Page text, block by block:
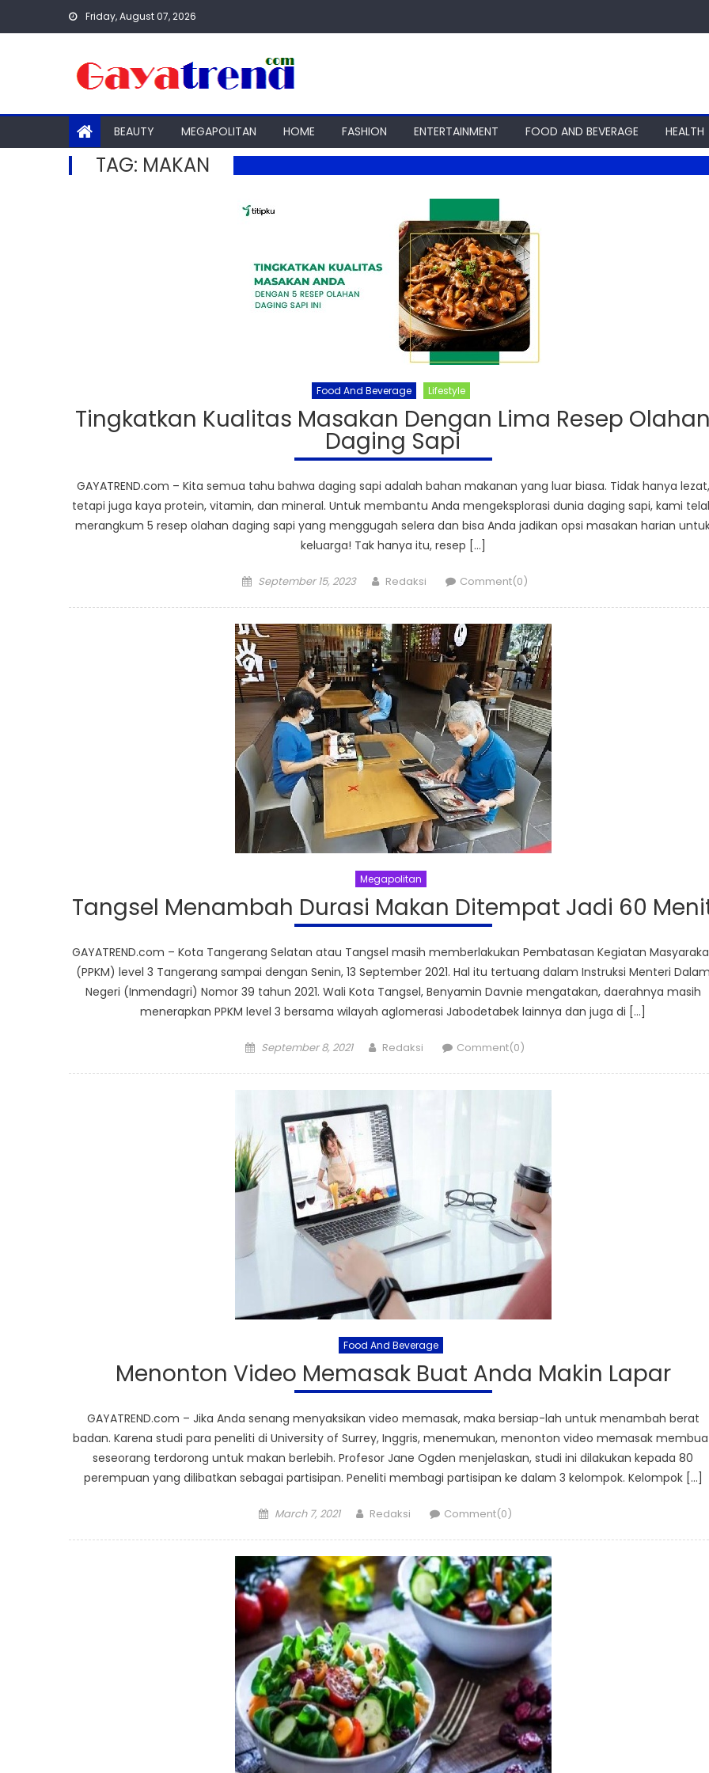
Friday, August 07, 2026
BEAUTY MEGAPOLITAN HOME FASHION ENTERTAINMENT FOOD AND BEVERAGE HEALTH
TAG: MAKAN
Food And Beverage Lifestyle
Tingkatkan Kualitas Masakan Dengan Lima Resep Olahan
Daging Sapi
GAYATREND.com – Kita semua tahu bahwa daging sapi adalah bahan makanan yang luar biasa. Tidak hanya lezat,
tetapi juga kaya protein, vitamin, dan mineral. Untuk membantu Anda mengeksplorasi dunia daging sapi, kami
merangkum 5 resep olahan daging sapi yang menggugah selera dan bisa Anda jadikan opsi masakan harian
keluarga! Tak hanya itu, resep […]
Posted
September 15, 2023 Author
Redaksi Comment(0)
Megapolitan
Tangsel Menambah Durasi Makan Ditempat Jadi 60
GAYATREND.com – Kota Tangerang Selatan atau Tangsel masih memberlakukan Pembatasan Kegiatan
(PPKM) level 3 Tangerang sampai dengan Senin, 13 September 2021. Hal itu tertuang dalam Instruksi Menteri Dalam
Negeri (Inmendagri) Nomor 39 tahun 2021. Wali Kota Tangsel, Benyamin Davnie mengatakan, daerahnya masih
menerapkan PPKM level 3 bersama wilayah aglomerasi Jabodetabek lainnya dan juga di […]
Posted
September 8, 2021 Author
Redaksi Comment(0)
Food And Beverage
Menonton Video Memasak Buat Anda Makin Lapar
GAYATREND.com – Jika Anda senang menyaksikan video memasak, maka bersiap-lah untuk menambah berat
badan. Karena studi para peneliti di University of Surrey, Inggris, menemukan, menonton video memasak
seseorang terdorong untuk makan berlebih. Profesor Jane Ogden menjelaskan, studi ini dilakukan kepada 80
perempuan yang dilibatkan sebagai partisipan. Peneliti membagi partisipan ke dalam 3 kelompok. Kelompok […]
Posted
March 7, 2021 Author
Redaksi Comment(0)